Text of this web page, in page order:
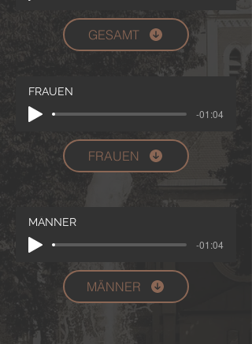
GESAMT
FRAUEN
-01:04
FRAUEN
MÄNNER
-01:04
MÄNNER